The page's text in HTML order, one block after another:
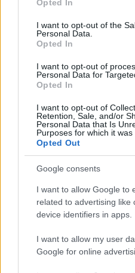
Opted In
I want to opt-out of the
Personal Data.
Opted In
I want to opt-out of
Personal Data for
Opted In
I want to opt-out of
Retention, Sale, and/or
Personal Data that Is
Purposes for which it was
Opted Out
Google consents
I want to allow Google to
related to advertising like
device identifiers in apps.
I want to allow my user
Google for online
chiedendo un po’ di
familiare: “Sto bene, sto
– faccio il mio lavoro
ogni discussione sul
mattina: “Non c’era una
non voglio più parlare,
chiaro del fatto che non
questo”.
Leggi anche
Cosa ha detto
“Meloni, donna
dopo l’addio a Giambruno